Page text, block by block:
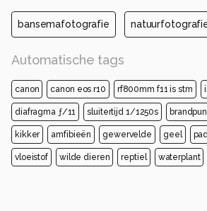
bansemafotografie
Automatische tags
canon canon eos r10 rf800mm f11 is stm
diafragma ƒ/11 sluitertijd 1/1250s
kikker amfibieën gewervelde geel
vloeistof wilde dieren reptiel waterplant